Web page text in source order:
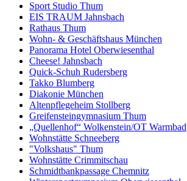
Sport Studio Thum
EIS TRAUM Jahnsbach
Rathaus Thum
Wohn- & Geschäftshaus München
Panorama Hotel Oberwiesenthal
Cheese! Jahnsbach
Quick-Schuh Rudersberg
Takko Blumberg
Diakonie München
Altenpflegeheim Stollberg
Greifensteingymnasium Thum
„Quellenhof“ Wolkenstein/OT Warmbad
Wohnstätte Schneeberg
"Volkshaus" Thum
Wohnstätte Crimmitschau
Schmidtbankpassage Chemnitz